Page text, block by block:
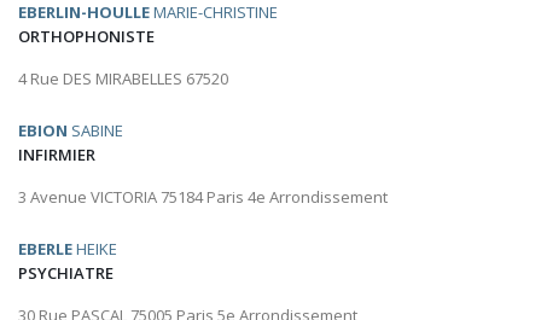
EBERLIN-HOULLEMARIE-CHRISTINE
ORTHOPHONISTE
4 Rue DES MIRABELLES 67520
EBION SABINE
INFIRMIER
3 Avenue VICTORIA 75184 Paris 4e Arrondissement
EBERLEHEIKE
PSYCHIATRE
30 Rue PASCAL 75005 Paris 5e Arrondissement